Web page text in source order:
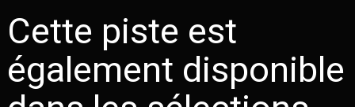
Cette piste est
également disponible